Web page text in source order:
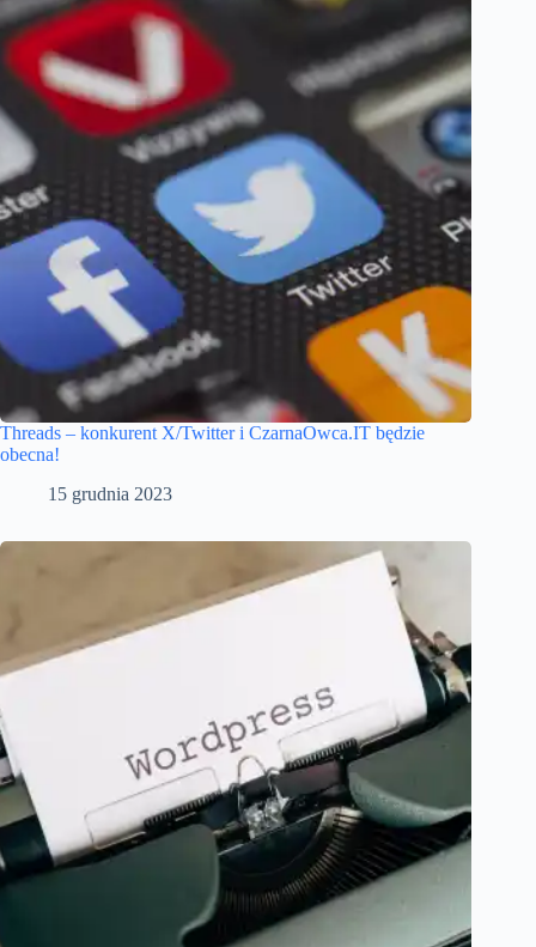
Threads – konkurent X/Twitter i CzarnaOwca.IT będzie
obecna!
15 grudnia 2023